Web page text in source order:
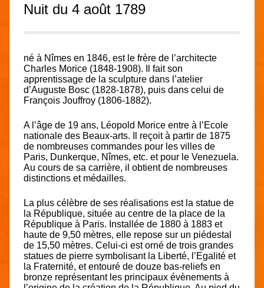
Nuit du 4 août 1789
né à Nîmes en 1846, est le frère de l’architecte
Charles Morice (1848-1908). Il fait son
apprentissage de la sculpture dans l’atelier
d’Auguste Bosc (1828-1878), puis dans celui de
François Jouffroy (1806-1882).
A l’âge de 19 ans, Léopold Morice entre à l’Ecole
nationale des Beaux-arts. Il reçoit à partir de 1875
de nombreuses commandes pour les villes de
Paris, Dunkerque, Nîmes, etc. et pour le Venezuela.
Au cours de sa carrière, il obtient de nombreuses
distinctions et médailles.
La plus célèbre de ses réalisations est la statue de
la République, située au centre de la place de la
République à Paris. Installée de 1880 à 1883 et
haute de 9,50 mètres, elle repose sur un piédestal
de 15,50 mètres. Celui-ci est orné de trois grandes
statues de pierre symbolisant la Liberté, l’Egalité et
la Fraternité, et entouré de douze bas-reliefs en
bronze représentant les principaux évènements à